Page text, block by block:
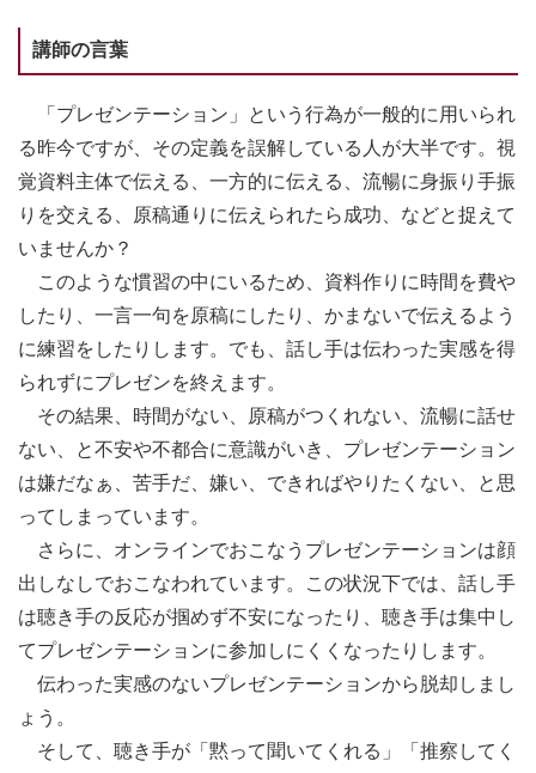
講師の言葉
「プレゼンテーション」という行為が一般的に用いられ
る昨今ですが、その定義を誤解している人が大半です。視
覚資料主体で伝える、一方的に伝える、流暢に身振り手振
りを交える、原稿通りに伝えられたら成功、などと捉えて
いませんか？
このような慣習の中にいるため、資料作りに時間を費や
したり、一言一句を原稿にしたり、かまないで伝えるよう
に練習をしたりします。でも、話し手は伝わった実感を得
られずにプレゼンを終えます。
その結果、時間がない、原稿がつくれない、流暢に話せ
ない、と不安や不都合に意識がいき、プレゼンテーション
は嫌だなぁ、苦手だ、嫌い、できればやりたくない、と思
ってしまっています。
さらに、オンラインでおこなうプレゼンテーションは顔
出しなしでおこなわれています。この状況下では、話し手
は聴き手の反応が掴めず不安になったり、聴き手は集中し
てプレゼンテーションに参加しにくくなったりします。
伝わった実感のないプレゼンテーションから脱却しまし
ょう。
そして、聴き手が「黙って聞いてくれる」「推察してく